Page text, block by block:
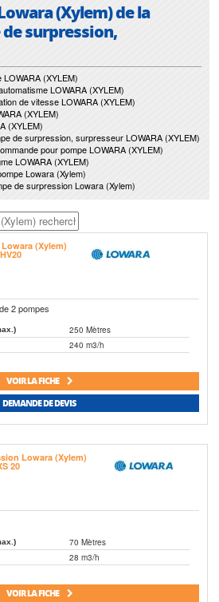
(Xylem) de la
surpression,
(XYLEM)
LOWARA (XYLEM)
de vitesse LOWARA (XYLEM)
(XYLEM)
(XYLEM)
de surpression, surpresseur LOWARA (XYLEM)
pour pompe LOWARA (XYLEM)
LOWARA (XYLEM)
Lowara (Xylem)
de surpression Lowara (Xylem)
2 pompes
250 Mètres
240 m3/h
VOIR LA FICHE
DEMANDE DE DEVIS
70 Mètres
28 m3/h
VOIR LA FICHE